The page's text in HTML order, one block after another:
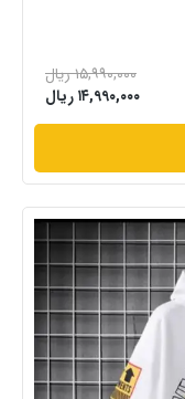
۱۵,۹۹۰,۰۰۰ ریال
۱۴,۹۹۰,۰۰۰ ریال